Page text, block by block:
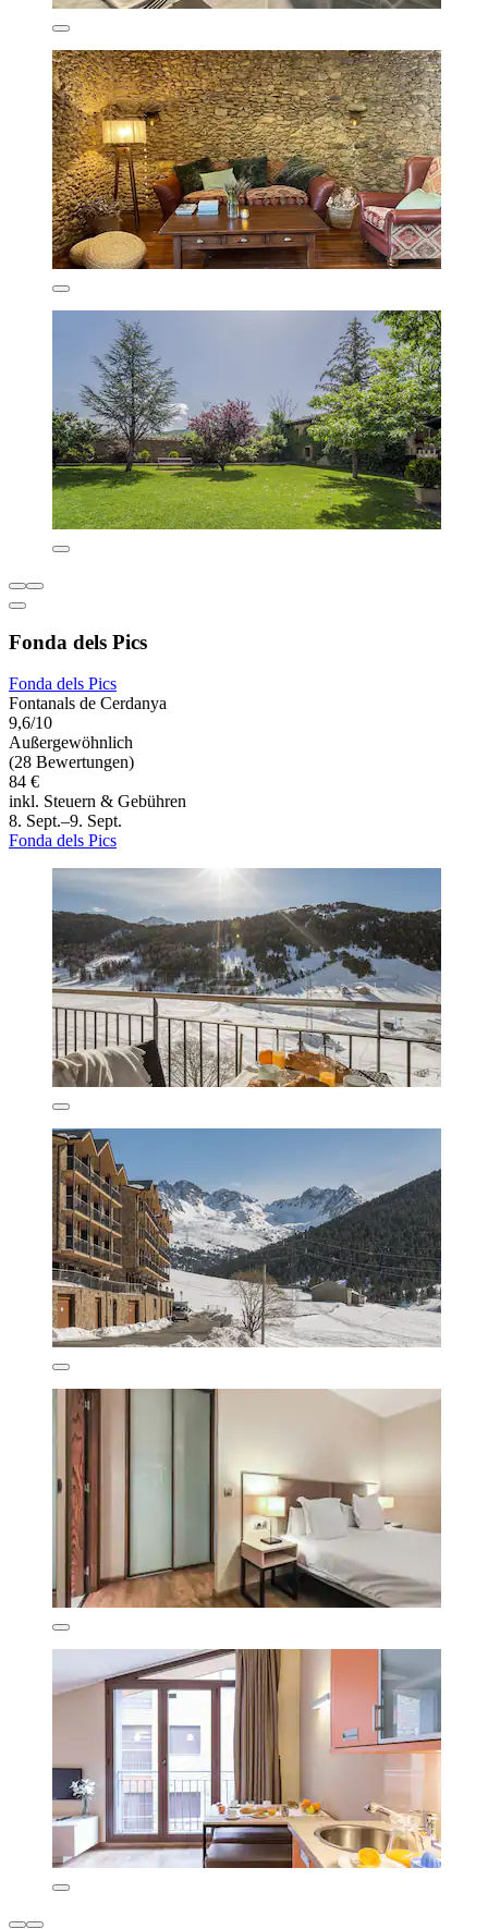
Fonda dels Pics
Fonda dels Pics
Fontanals de Cerdanya
9,6/10
Außergewöhnlich
(28 Bewertungen)
84 €
inkl. Steuern & Gebühren
8. Sept.–9. Sept.
Fonda dels Pics